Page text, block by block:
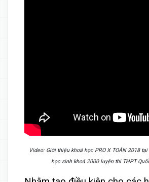
Video: Giới thiệu khoá học PRO X TOÁN 2018
học sinh khoá 2000 luyện thi THPT